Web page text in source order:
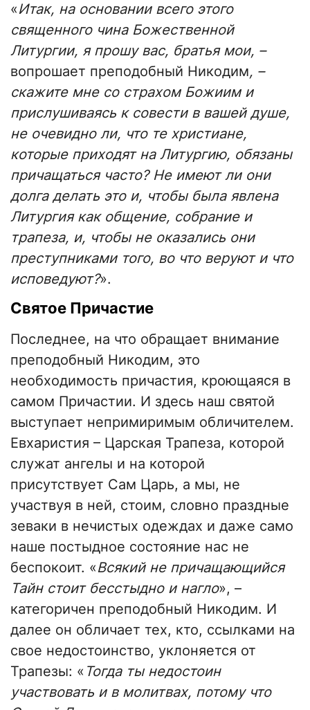
«Итак, на основании всего этого
священного чина Божественной
Литургии, я прошу вас, братья мои, –
вопрошает преподобный Никодим, –
скажите мне со страхом Божиим и
прислушиваясь к совести в вашей душе,
не очевидно ли, что те христиане,
которые приходят на Литургию, обязаны
причащаться часто? Не имеют ли они
долга делать это и, чтобы была явлена
Литургия как общение, собрание и
трапеза, и, чтобы не оказались они
преступниками того, во что веруют и что
исповедуют?».
Святое Причастие
Последнее, на что обращает внимание
преподобный Никодим, это
необходимость причастия, кроющаяся в
самом Причастии. И здесь наш святой
выступает непримиримым обличителем.
Евхаристия – Царская Трапеза, которой
служат ангелы и на которой
присутствует Сам Царь, а мы, не
участвуя в ней, стоим, словно праздные
зеваки в нечистых одеждах и даже само
наше постыдное состояние нас не
беспокоит. «Всякий не причащающийся
Тайн стоит бесстыдно и нагло», –
категоричен преподобный Никодим. И
далее он обличает тех, кто, ссылками на
свое недостоинство, уклоняется от
Трапезы: « Тогда ты недостоин
участвовать и в молитвах, потому что